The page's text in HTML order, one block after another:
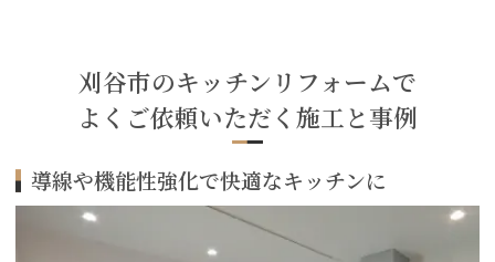
刈谷市のキッチンリフォームで
よくご依頼いただく施工と事例
導線や機能性強化で快適なキッチンに